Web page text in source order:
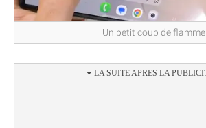
Un petit coup de flamme